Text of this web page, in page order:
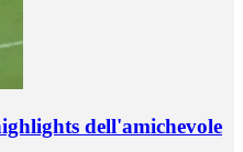
dell'amichevole